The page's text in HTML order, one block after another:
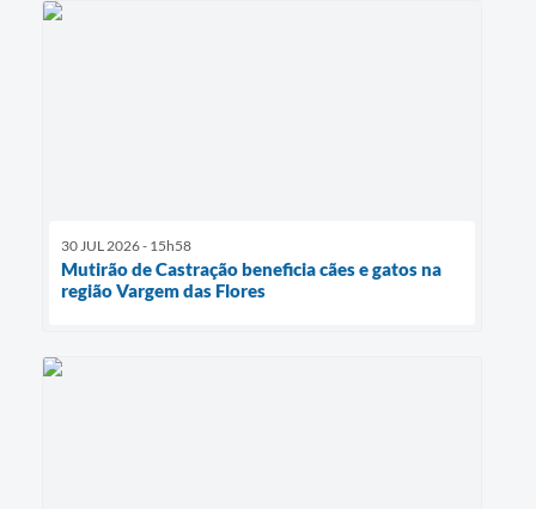
30 JUL 2026 - 15h58
Mutirão de Castração beneficia cães e gatos na
região Vargem das Flores